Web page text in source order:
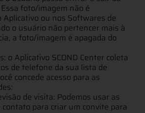
foto/imagem não é
Aplicativo ou nos Softwares de
o usuário não pertencer mais à
a foto/imagem é apagada do
o Aplicativo SCOND Center coleta
de telefone da sua lista de
concede acesso para as
de visita: Podemos usar as
para criar um convite para